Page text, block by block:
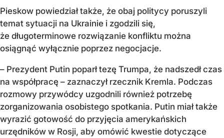
Pieskow powiedział także, że obaj politycy poruszyli
temat sytuacji na Ukrainie i zgodzili się,
że długoterminowe rozwiązanie konfliktu można
osiągnąć wyłącznie poprzez negocjacje.
– Prezydent Putin poparł tezę Trumpa, że nadszedł czas
na współpracę – zaznaczył rzecznik Kremla. Podczas
rozmowy przywódcy uzgodnili również potrzebę
zorganizowania osobistego spotkania. Putin miał także
wyrazić gotowość do przyjęcia amerykańskich
urzędników w Rosji, aby omówić kwestie dotyczące